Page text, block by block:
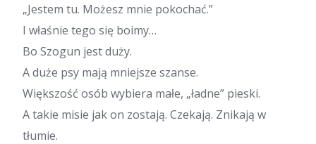
„Jestem tu. Możesz mnie pokochać.”
I właśnie tego się boimy…
Bo Szogun jest duży.
A duże psy mają mniejsze szanse.
Większość osób wybiera małe, „ładne” pieski.
A takie misie jak on zostają. Czekają. Znikają w
tłumie.